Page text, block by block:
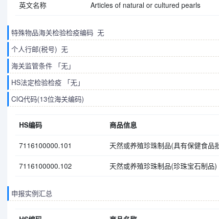
英文名称 Articles of natural or cultured pearls
特殊物品海关检验检疫编码 无
个人行邮(税号) 无
海关监管条件 「无」
HS法定检验检疫 「无」
CIQ代码(13位海关编码)
HS编码 商品信息
7116100000.101 天然或养殖珍珠制品(具有保健食品
7116100000.102 天然或养殖珍珠制品(珍珠宝石制品)
申报实例汇总